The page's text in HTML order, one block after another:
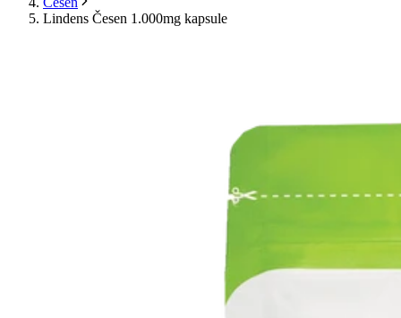
Lindens Česen 1.000mg kapsule